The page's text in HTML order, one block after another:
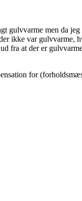
gulvvarme men da
ikke var gulvvarme,
fra at der er
for